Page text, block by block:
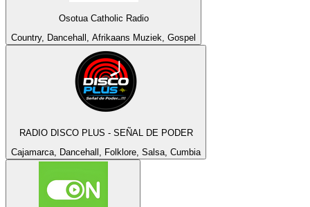
Osotua Catholic Radio
Country, Dancehall, Afrikaans Muziek, Gospel
RADIO DISCO PLUS - SEÑAL DE PODER
Cajamarca, Dancehall, Folklore, Salsa, Cumbia